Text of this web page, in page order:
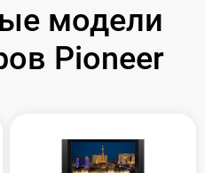
модели
Pioneer